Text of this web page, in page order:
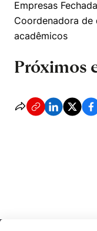
Empresas
Coordenadora
acadêmicos
Próximos